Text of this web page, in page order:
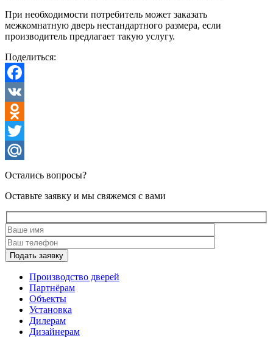
При необходимости потребитель может заказать
межкомнатную дверь нестандартного размера, если
производитель предлагает такую услугу.
Поделиться:
Facebook
VK
Odnoklassniki
Twitter
Mail.Ru
Остались вопросы?
Оставьте заявку и мы свяжемся с вами
Подать заявку
Производство дверей
Партнёрам
Объекты
Установка
Дилерам
Дизайнерам